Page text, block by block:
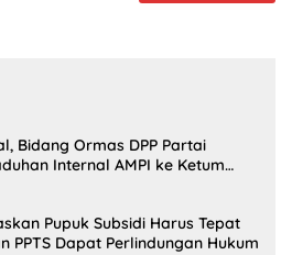
Bidang Ormas DPP Partai
Internal AMPI ke Ketum
Pupuk Subsidi Harus Tepat
PPTS Dapat Perlindungan Hukum